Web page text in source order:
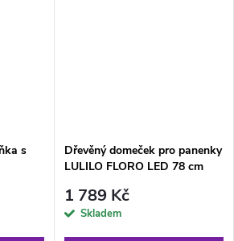
s
Dřevěný domeček pro panenky
LULILO FLORO LED 78 cm
1 789 Kč
Skladem